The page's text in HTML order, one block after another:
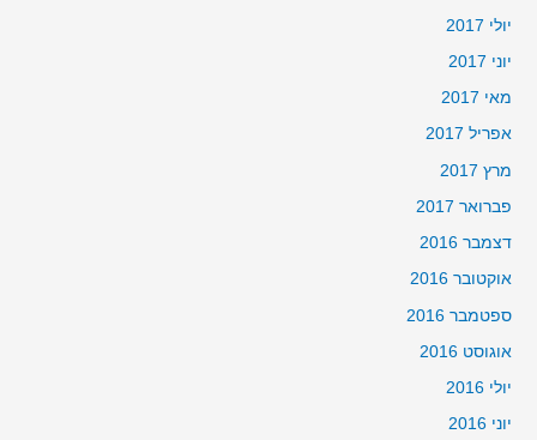
יולי 2017
יוני 2017
מאי 2017
אפריל 2017
מרץ 2017
פברואר 2017
דצמבר 2016
אוקטובר 2016
ספטמבר 2016
אוגוסט 2016
יולי 2016
יוני 2016